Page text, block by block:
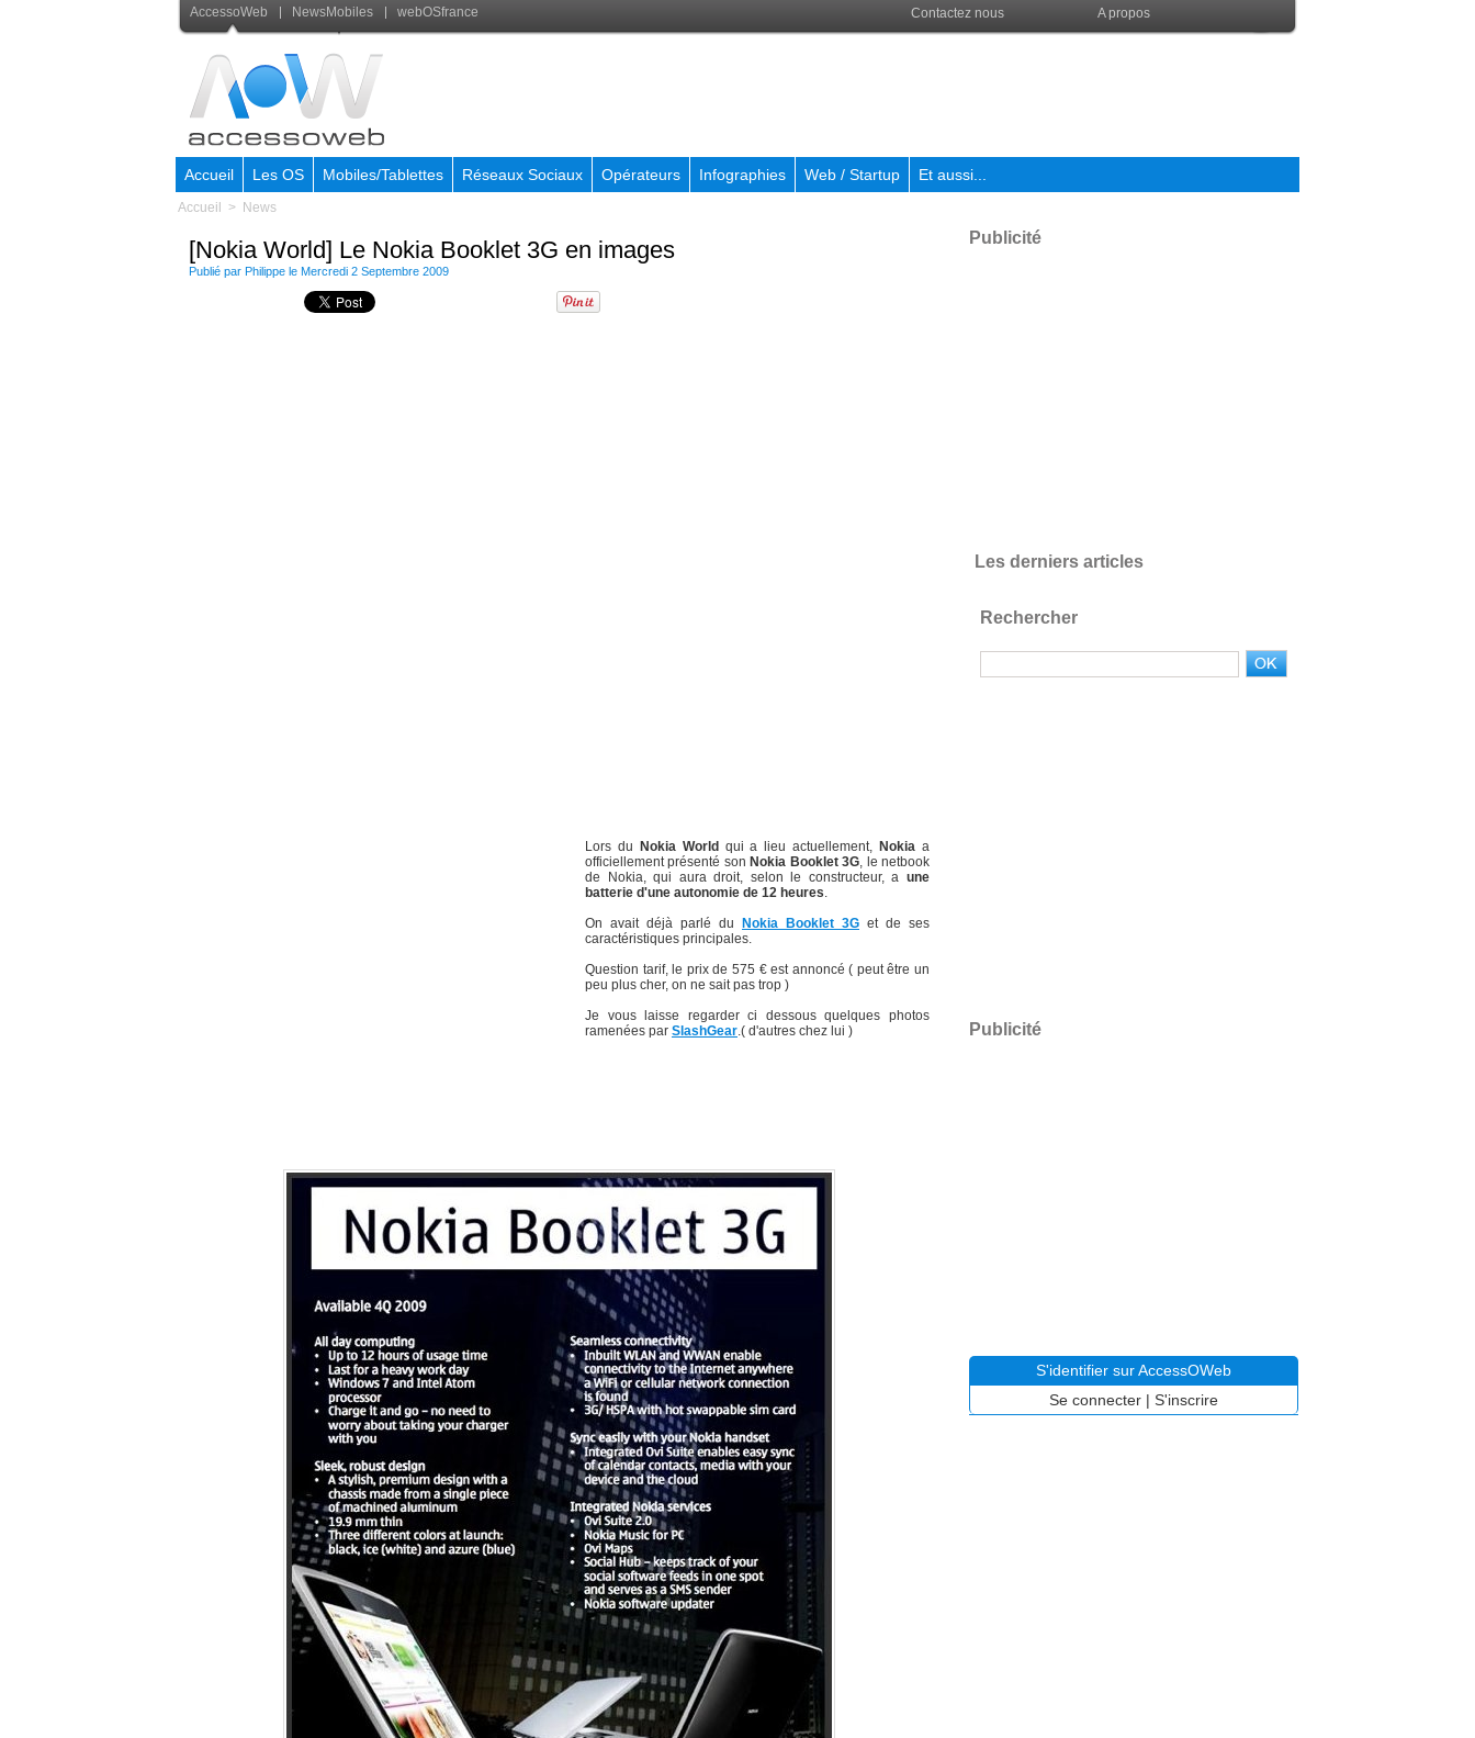
AccessoWeb NewsMobiles webOSfrance Contactez nous A propos
Accueil Les OS Mobiles/Tablettes Réseaux Sociaux Opérateurs Infographies Web / Startup Et aussi...
Accueil > News
[Nokia World] Le Nokia Booklet 3G en images
Publié par Philippe le Mercredi 2 Septembre 2009
Lors du Nokia World qui a lieu actuellement, Nokia a
officiellement présenté son Nokia Booklet 3G, le netbook
de Nokia, qui aura droit, selon le constructeur, a une
batterie d'une autonomie de 12 heures.
On avait déjà parlé du
Nokia Booklet 3G et de ses
caractéristiques principales.
Question tarif, le prix de 575 € est annoncé ( peut être un
peu plus cher, on ne sait pas trop )
Je vous laisse regarder ci dessous quelques photos
ramenées par SlashGear.( d'autres chez lui )
Publicité
Les derniers articles
Rechercher
Publicité
S'identifier sur AccessOWeb
Se connecter | S'inscrire